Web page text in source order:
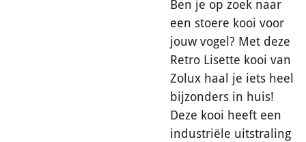
Ben je op zoek naar
een stoere kooi voor
jouw vogel? Met deze
Retro Lisette kooi van
Zolux haal je iets heel
bijzonders in huis!
Deze kooi heeft een
industriële uitstraling